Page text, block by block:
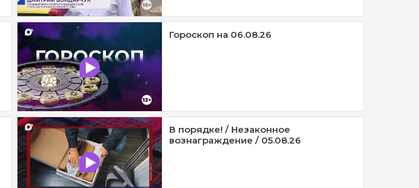
Гороскоп на 06.08.26
В порядке! / Незаконное
вознаграждение / 05.08.26